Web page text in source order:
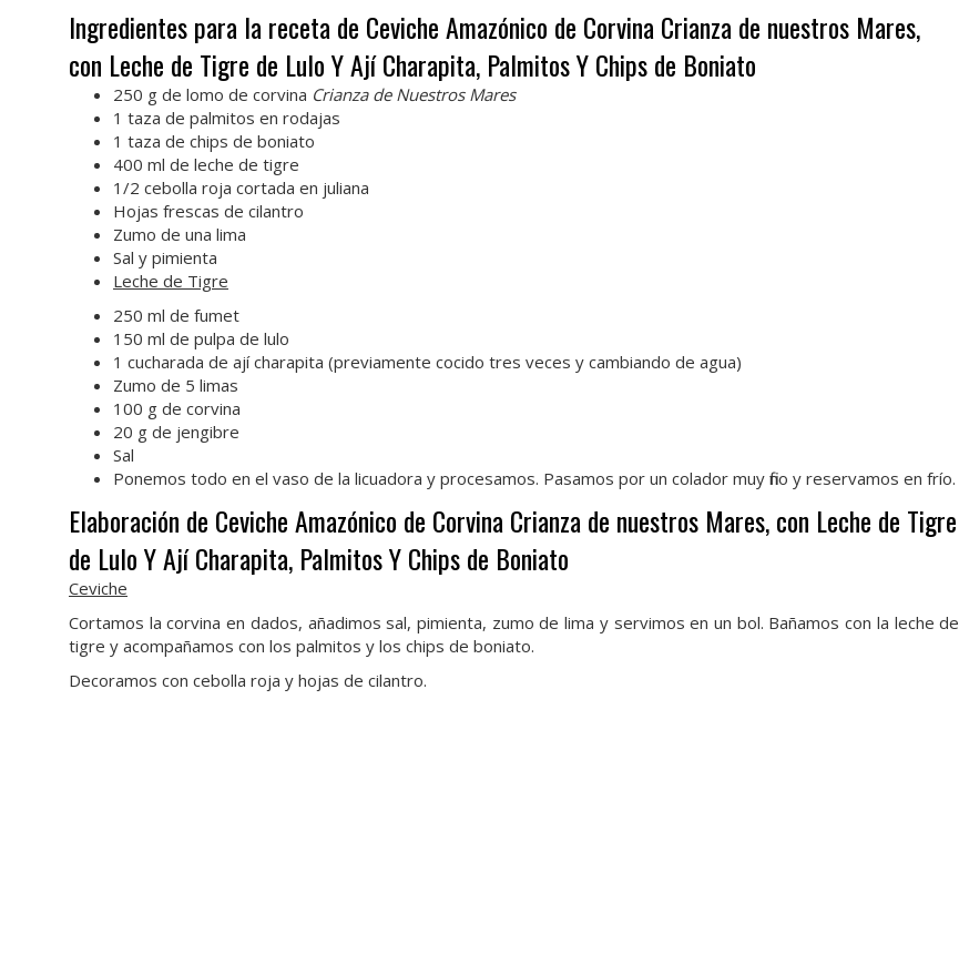
Ingredientes para la receta de Ceviche Amazónico de Corvina Crianza de nuestros Mares,
con Leche de Tigre de Lulo Y Ají Charapita, Palmitos Y Chips de Boniato
250 g de lomo de corvina Crianza de Nuestros Mares
1 taza de palmitos en rodajas
1 taza de chips de boniato
400 ml de leche de tigre
1/2 cebolla roja cortada en juliana
Hojas frescas de cilantro
Zumo de una lima
Sal y pimienta
Leche de Tigre
250 ml de fumet
150 ml de pulpa de lulo
1 cucharada de ají charapita (previamente cocido tres veces y cambiando de agua)
Zumo de 5 limas
100 g de corvina
20 g de jengibre
Sal
Ponemos todo en el vaso de la licuadora y procesamos. Pasamos por un colador muy fino y reservamos en frío.
Elaboración de Ceviche Amazónico de Corvina Crianza de nuestros Mares, con Leche de Tigre
de Lulo Y Ají Charapita, Palmitos Y Chips de Boniato
Ceviche
Cortamos la corvina en dados, añadimos sal, pimienta, zumo de lima y servimos en un bol. Bañamos con la leche de
tigre y acompañamos con los palmitos y los chips de boniato.
Decoramos con cebolla roja y hojas de cilantro.